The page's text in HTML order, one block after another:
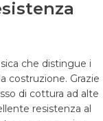
che distingue i
costruzione. Grazie
di cottura ad alte
resistenza al